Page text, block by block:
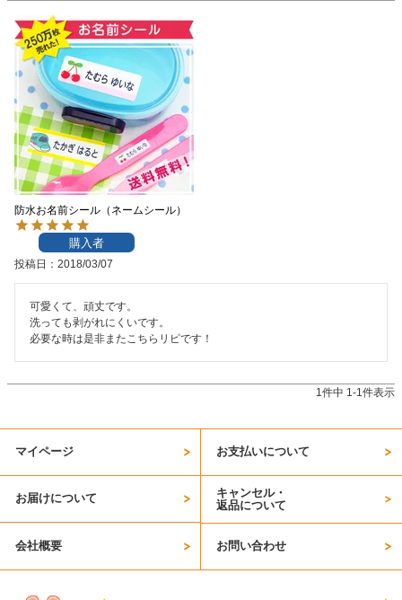
らせ
防水お名前シール（ネームシール）
購入者
投稿日 2018/03/07
可愛くて、頑丈です。
洗っても剥がれにくいです。
必要な時は是非またこちらリピです！
1件中 1-1件表示
マイページ お支払いについて
お届けについて
キャンセル・
返品について
会社概要 お問い合わせ